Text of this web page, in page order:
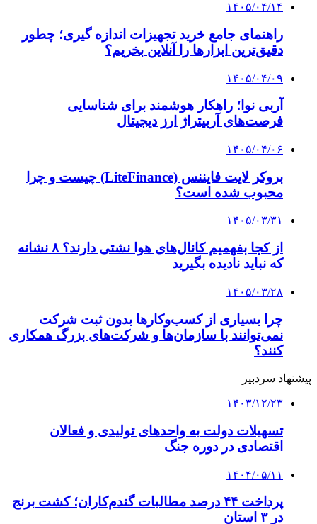
۱۴۰۵/۰۴/۱۴
راهنمای جامع خرید تجهیزات اندازه گیری؛ چطور
دقیق‌ترین ابزارها را آنلاین بخریم؟
۱۴۰۵/۰۴/۰۹
آربی نوا؛ راهکار هوشمند برای شناسایی
فرصت‌های آربیتراژ ارز دیجیتال
۱۴۰۵/۰۴/۰۶
بروکر لایت فایننس (LiteFinance) چیست و چرا
محبوب شده است؟
۱۴۰۵/۰۳/۳۱
از کجا بفهمیم کانال‌های هوا نشتی دارند؟ ۸ نشانه
که نباید نادیده بگیرید
۱۴۰۵/۰۳/۲۸
چرا بسیاری از کسب‌وکارها بدون ثبت شرکت
نمی‌توانند با سازمان‌ها و شرکت‌های بزرگ همکاری
کنند؟
پیشنهاد سردبیر
۱۴۰۳/۱۲/۲۳
تسهیلات دولت به واحدهای تولیدی و فعالان
اقتصادی در دوره جنگ
۱۴۰۴/۰۵/۱۱
پرداخت ۴۴ درصد مطالبات گندم‌کاران؛ کشت برنج
در ۳ استان